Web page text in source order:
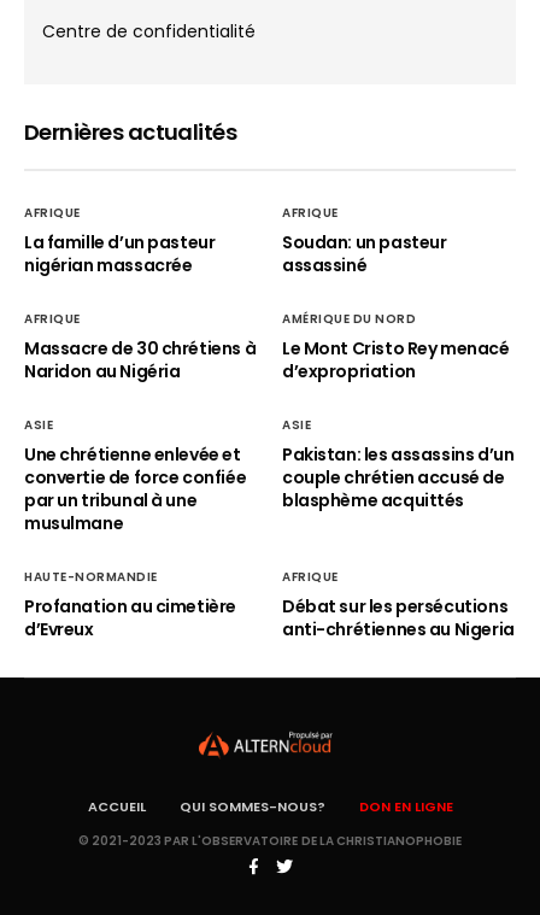
Centre de confidentialité
Dernières actualités
AFRIQUE
La famille d’un pasteur
nigérian massacrée
AFRIQUE
Soudan: un pasteur
assassiné
AFRIQUE
Massacre de 30 chrétiens à
Naridon au Nigéria
AMÉRIQUE DU NORD
Le Mont Cristo Rey menacé
d’expropriation
ASIE
Une chrétienne enlevée et
convertie de force confiée
par un tribunal à une
musulmane
ASIE
Pakistan: les assassins d’un
couple chrétien accusé de
blasphème acquittés
HAUTE-NORMANDIE
Profanation au cimetière
d’Evreux
AFRIQUE
Débat sur les persécutions
anti-chrétiennes au Nigeria
ACCUEIL QUI SOMMES-NOUS? DON EN LIGNE
© 2021-2023 PAR L'OBSERVATOIRE DE LA CHRISTIANOPHOBIE